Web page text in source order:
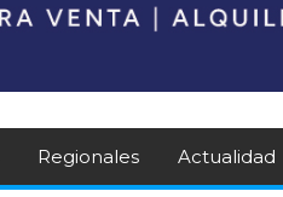
Regionales Actualidad